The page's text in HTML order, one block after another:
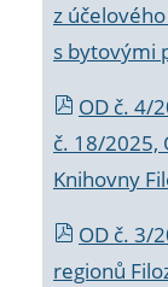
z
s bytovými
OD č. 4/
č. 18/2025,
Knihovny
OD č. 3/
regionů